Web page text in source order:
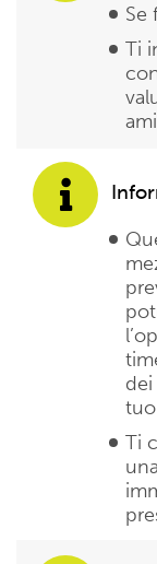
Se
Ti
Ti